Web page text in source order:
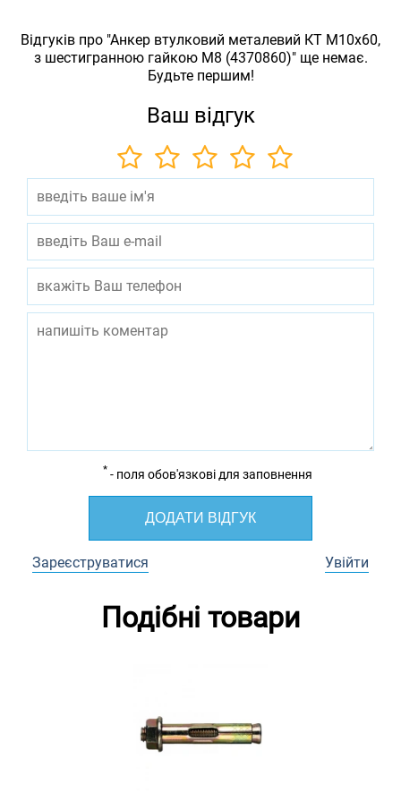
Відгуків про "Анкер втулковий металевий КТ М10х60,
з шестигранною гайкою М8 (4370860)" ще немає.
Будьте першим!
Ваш відгук
* - поля обов'язкові для заповнення
ДОДАТИ ВІДГУК
Зареєструватися Увійти
Подібні товари